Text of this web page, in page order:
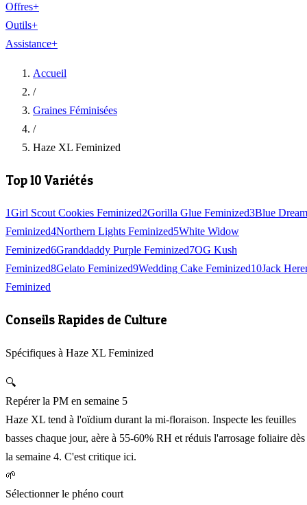
Offres+
Outils+
Assistance+
Accueil
/
Graines Féminisées
/
Haze XL Feminized
Top 10 Variétés
1Girl Scout Cookies Feminized2Gorilla Glue Feminized3Blue Dream
Feminized4Northern Lights Feminized5White Widow
Feminized6Granddaddy Purple Feminized7OG Kush
Feminized8Gelato Feminized9Wedding Cake Feminized10Jack
Feminized
Conseils Rapides de Culture
Spécifiques à Haze XL Feminized
🔍
Repérer la PM en semaine 5
Haze XL tend à l'oïdium durant la mi-floraison. Inspecte les feuilles
basses chaque jour, aère à 55-60% RH et réduis l'arrosage foliaire dès
la semaine 4. C'est critique ici.
🌱
Sélectionner le phéno court